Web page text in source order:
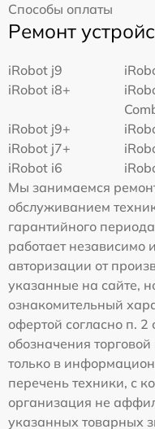
Способы оплаты
Ремонт
iRobot j9
iRobot i8+
iRobot j9+
iRobot j7+
iRobot i6
Мы занимаемся
обслуживанием
гарантийного
работает независимо
авторизации от
указанные на сайте,
ознакомительный
офертой согласно п.
обозначения
только в
перечень техники, с
организация не
указанных товарных